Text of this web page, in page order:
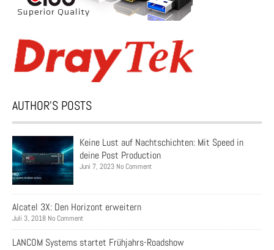
AUTHOR’S POSTS
Keine Lust auf Nachtschichten: Mit Speed in
deine Post Production
Juni 7, 2023 No Comment
Alcatel 3X: Den Horizont erweitern
Juli 3, 2018 No Comment
LANCOM Systems startet Frühjahrs-Roadshow